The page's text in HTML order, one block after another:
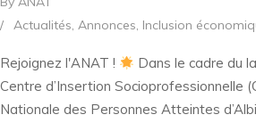
/
Actualités, Annonces, Inclusion
Rejoignez l'ANAT !
Dans le cadre du
Centre d’Insertion Socioprofessionnelle
Nationale des Personnes Atteintes